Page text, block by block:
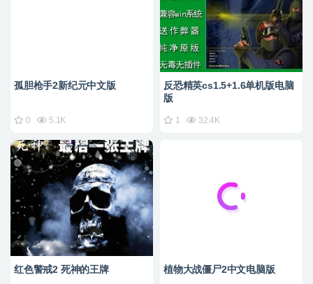
孤胆枪手2新纪元中文版
0 5.1K
反恐精英cs1.5+1.6单机版电脑
版
1 32.4K
红色警戒2 死神的王牌 植物大战僵尸2中文电脑版